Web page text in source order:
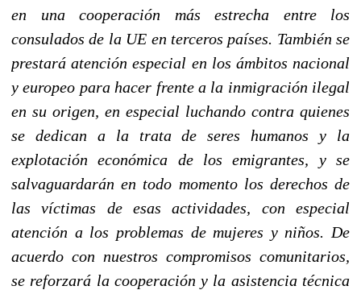
en una cooperación más estrecha entre los
consulados de la UE en terceros países. También se
prestará atención especial en los ámbitos nacional
y europeo para hacer frente a la inmigración ilegal
en su origen, en especial luchando contra quienes
se dedican a la trata de seres humanos y la
explotación económica de los emigrantes, y se
salvaguardarán en todo momento los derechos de
las víctimas de esas actividades, con especial
atención a los problemas de mujeres y niños. De
acuerdo con nuestros compromisos comunitarios,
se reforzará la cooperación y la asistencia técnica